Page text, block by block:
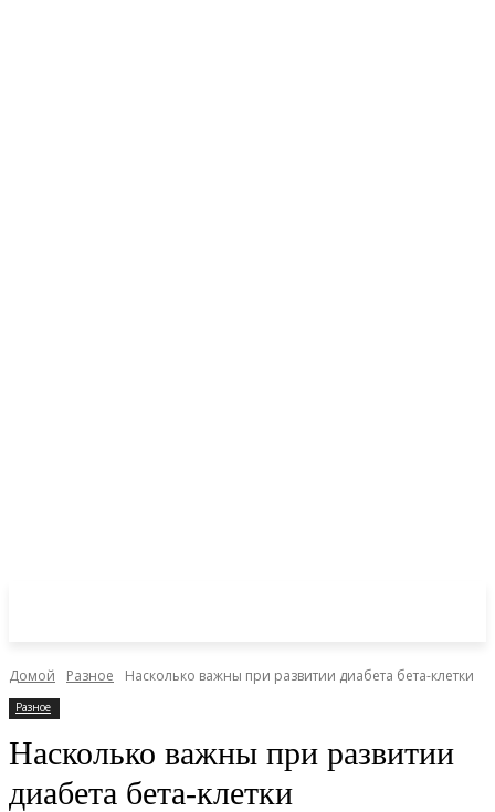
Домой Разное Насколько важны при развитии диабета бета-клетки
Разное
Насколько важны при развитии
диабета бета-клетки